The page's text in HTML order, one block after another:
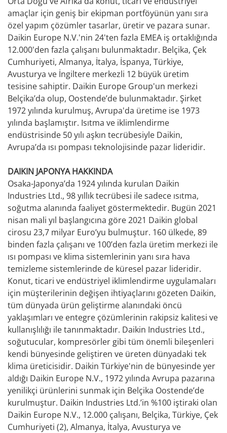
amaçlar için geniş bir ekipman portföyünün yanı sıra
özel yapım çözümler tasarlar, üretir ve pazara sunar.
Daikin Europe N.V.'nin 24'ten fazla EMEA iş ortaklığında
12.000'den fazla çalışanı bulunmaktadır. Belçika, Çek
Cumhuriyeti, Almanya, İtalya, İspanya, Türkiye,
Avusturya ve İngiltere merkezli 12 büyük üretim
tesisine sahiptir. Daikin Europe Group'un merkezi
Belçika’da olup, Oostende’de bulunmaktadır. Şirket
1972 yılında kurulmuş, Avrupa'da üretime ise 1973
yılında başlamıştır. Isıtma ve iklimlendirme
endüstrisinde 50 yılı aşkın tecrübesiyle Daikin,
Avrupa’da ısı pompası teknolojisinde pazar lideridir.
DAIKIN JAPONYA HAKKINDA
Osaka-Japonya’da 1924 yılında kurulan Daikin
Industries Ltd., 98 yıllık tecrübesi ile sadece ısıtma,
soğutma alanında faaliyet göstermektedir. Bugün 2021
nisan mali yıl başlangıcına göre 2021 Daikin global
cirosu 23,7 milyar Euro’yu bulmuştur. 160 ülkede, 89
binden fazla çalışanı ve 100’den fazla üretim merkezi ile
ısı pompası ve klima sistemlerinin yanı sıra hava
temizleme sistemlerinde de küresel pazar lideridir.
Konut, ticari ve endüstriyel iklimlendirme uygulamaları
için müşterilerinin değişen ihtiyaçlarını gözeten Daikin,
tüm dünyada ürün geliştirme alanındaki öncü
yaklaşımları ve entegre çözümlerinin rakipsiz kalitesi ve
kullanışlılığı ile tanınmaktadır. Daikin Industries Ltd.,
soğutucular, kompresörler gibi tüm önemli bileşenleri
kendi bünyesinde geliştiren ve üreten dünyadaki tek
klima üreticisidir. Daikin Türkiye'nin de bünyesinde yer
aldığı Daikin Europe N.V., 1972 yılında Avrupa pazarına
yenilikçi ürünlerini sunmak için Belçika Oostende’de
kurulmuştur. Daikin Industries Ltd.’in %100 iştiraki olan
Daikin Europe N.V., 12.000 çalışanı, Belçika, Türkiye, Çek
Cumhuriyeti (2), Almanya, İtalya, Avusturya ve